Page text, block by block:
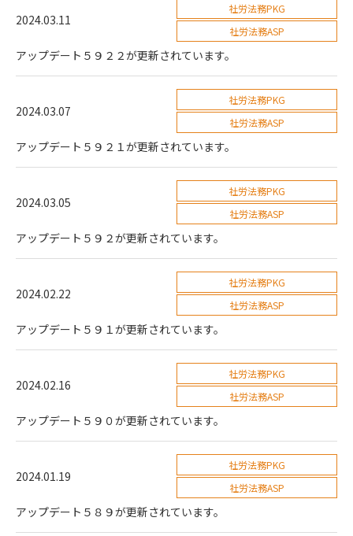
2024.03.11
社労法務PKG
社労法務ASP
アップデート５９２２が更新されています。
2024.03.07
社労法務PKG
社労法務ASP
アップデート５９２１が更新されています。
2024.03.05
社労法務PKG
社労法務ASP
アップデート５９２が更新されています。
2024.02.22
社労法務PKG
社労法務ASP
アップデート５９１が更新されています。
2024.02.16
社労法務PKG
社労法務ASP
アップデート５９０が更新されています。
2024.01.19
社労法務PKG
社労法務ASP
アップデート５８９が更新されています。